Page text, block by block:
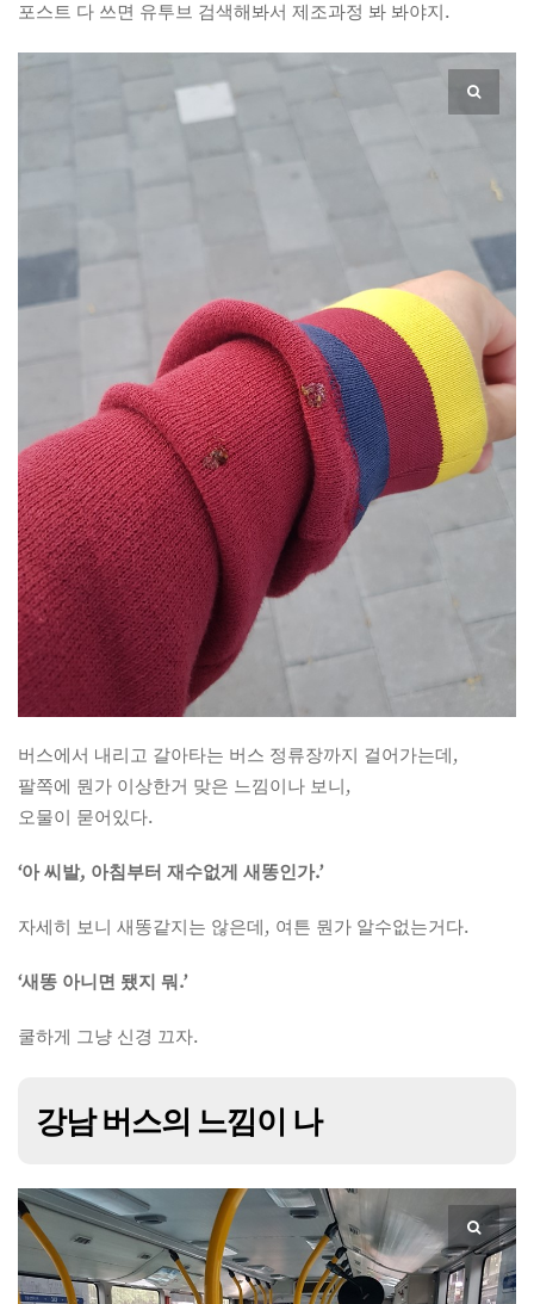
포스트 다 쓰면 유투브 검색해봐서 제조과정 봐 봐야지.
버스에서 내리고 갈아타는 버스 정류장까지 걸어가는데,
팔쪽에 뭔가 이상한거 맞은 느낌이나 보니,
오물이 묻어있다.
‘아 씨발, 아침부터 재수없게 새똥인가.’
자세히 보니 새똥같지는 않은데, 여튼 뭔가 알수없는거다.
‘새똥 아니면 됐지 뭐.’
쿨하게 그냥 신경 끄자.
강남 버스의 느낌이 나